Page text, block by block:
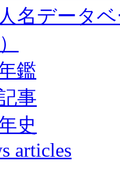
名データ
鑑
事
史
articles